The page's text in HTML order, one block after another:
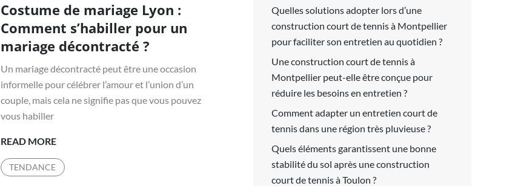
on
Costume de mariage Lyon :
Comment s’habiller pour un
mariage décontracté ?
Un mariage décontracté peut être une occasion
informelle pour célébrer l’amour et l’union d’un
couple, mais cela ne signifie pas que vous pouvez
vous habiller
READ MORECOSTUME
DE
MARIAGE
TENDANCE
Quelles solutions adopter lors d’une
construction court de tennis à Montpellier
pour faciliter son entretien au quotidien ?
Une construction court de tennis à
Montpellier peut-elle être conçue pour
réduire les besoins en entretien ?
Comment adapter un entretien court de
tennis dans une région très pluvieuse ?
Quels éléments garantissent une bonne
stabilité du sol après une construction
court de tennis à Toulon ?